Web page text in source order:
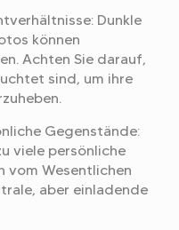
Dunkle
können
Achten Sie darauf,
sind, um ihre
Gegenstände:
viele persönliche
vom Wesentlichen
aber einladende